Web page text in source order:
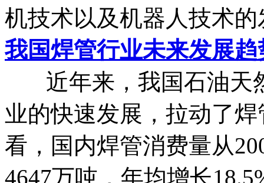
机技术以及机器人技术
我国焊管行业未来发展趋
近年来，我国石油天
业的快速发展，拉动了
看，国内焊管消费量从
4647万吨，年均增长